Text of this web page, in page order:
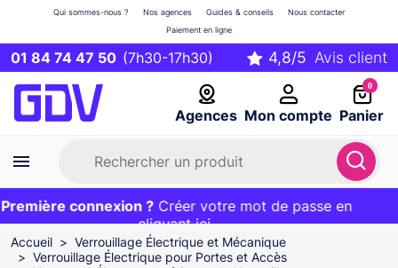
01 84 74 47 50 (7h30-17h30)
Agences Mon compte
Qui sommes-nous ? Nos agences Guides & conseils
Nous contacter
Paiement en ligne
0
Panier
Première commande ?20€ OFFERT sur votre panier
et livraison 24/48h gratuite avec le codeBIENVENUE
connexion ? Créer votre mot de passe en
cliquant ici
EXCLU WEB :
Accueil
Verrouillage Électrique et Mécanique
Verrouillage Électrique pour Portes et Accès